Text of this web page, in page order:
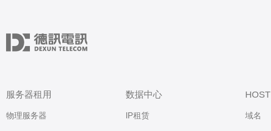
服务器租用
物理服务器
数据中心
IP租赁
HOST
域名